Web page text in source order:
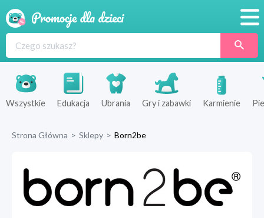
Produkty
Sklepy
Wszystkie Edukacja Ubrania Gry i zabawki Karmienie
Strona Główna > Sklepy > Born2be